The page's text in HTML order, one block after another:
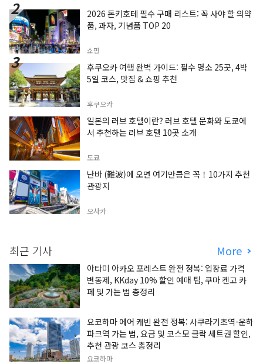
2026 돈키호테 필수 구매 리스트: 꼭 사야 할 의약
품, 과자, 기념품 TOP 20
쇼핑
후쿠오카 여행 완벽 가이드: 필수 명소 25곳, 4박
5일 코스, 맛집 & 쇼핑 추천
후쿠오카
일본의 러브 호텔이란? 러브 호텔 문화와 도쿄에
서 추천하는 러브 호텔 10곳 소개
도쿄
난바 (難波)에 오면 여기만큼은 꼭！10가지 추천
관광지
오사카
최근 기사 More
아타미 아카오 포레스트 완전 정복: 입장료 가격
변동제, KKday 10% 할인 예매 팁, 쿠마 켄고 카
페 및 가는 법 총정리
요코하마 에어 캐빈 완전 정복: 사쿠라기초역-운하
파크역 가는 법, 요금 및 코스모 클락 세트권 할인,
추천 관광 코스 총정리
요코하마